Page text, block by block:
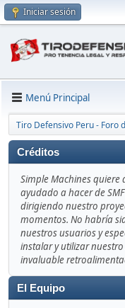
Iniciar sesión
Menú Principal
Tiro Defensivo Peru - Foro
Créditos
Simple Machines
ayudado a hacer de
dirigiendo nuestro
momentos. No habría
nuestros usuarios y
instalar y utilizar
invaluable
El Equipo